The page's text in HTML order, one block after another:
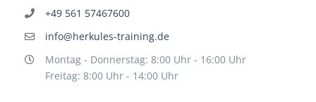
+49 561 57467600
info@herkules-training.de
Montag - Donnerstag: 8:00 Uhr - 16:00 Uhr
Freitag: 8:00 Uhr - 14:00 Uhr